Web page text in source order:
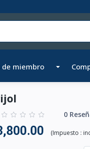
de miembro
0
(Impuesto :